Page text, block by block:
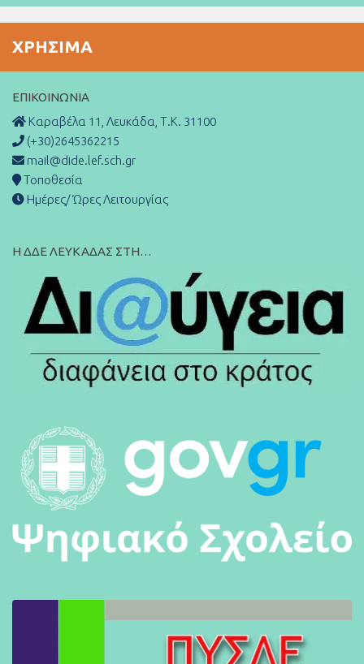
ΧΡΉΣΙΜΑ
ΕΠΙΚΟΙΝΩΝΊΑ
Καραβέλα 11, Λευκάδα, Τ.Κ. 31100
(+30)2645362215
mail@dide.lef.sch.gr
Τοποθεσία
Ημέρες/ Ώρες Λειτουργίας
Η ΔΔΕ ΛΕΥΚΑΔΑΣ ΣΤΗ…